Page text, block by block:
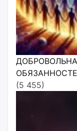
(5 455)